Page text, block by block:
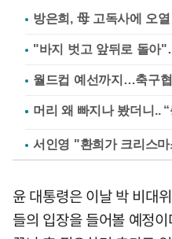
방은희, 母 고독사에 오
"바지 벗고 앞뒤로 돌아
월드컵 예선까지…축구
서인영 "환희가 크리스
윤 대통령은 이날 박 비대
들의 입장을 들어볼 예정